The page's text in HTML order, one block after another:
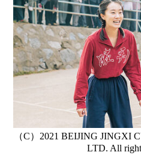
（C）2021 BEIJING JINGXI
LTD. All